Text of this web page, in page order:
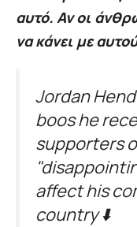
αυτό. Αν οι
να κάνει με
Jordan
boos he
supporters
affect his
country ⬇️